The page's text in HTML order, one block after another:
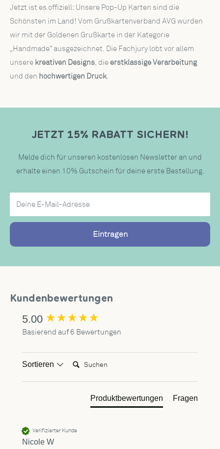
Jetzt ist es offiziell: Unsere Pop-Up Karten sind die
Schönsten im Land! Vom Grußkartenverband AVG wurden
wir mit der Goldenen Grußkarte in der Kategorie
„Handmade“ ausgezeichnet. Die Fachjury lobt vor allem
unsere kreativen Designs, die erstklassige Verarbeitung
und den hochwertigen Druck.
JETZT 15% RABATT SICHERN!
Melde dich für unseren kostenlosen Newsletter an und
erhalte einen 10% Gutschein für deine erste Bestellung.
Deine E-Mail-Adresse
Eintragen
Kundenbewertungen
5.00
Basierend auf 6 Bewertungen
Sortieren Suchen:
Produktbewertungen Fragen
Verifizierter Kunde
Nicole W
New content loaded